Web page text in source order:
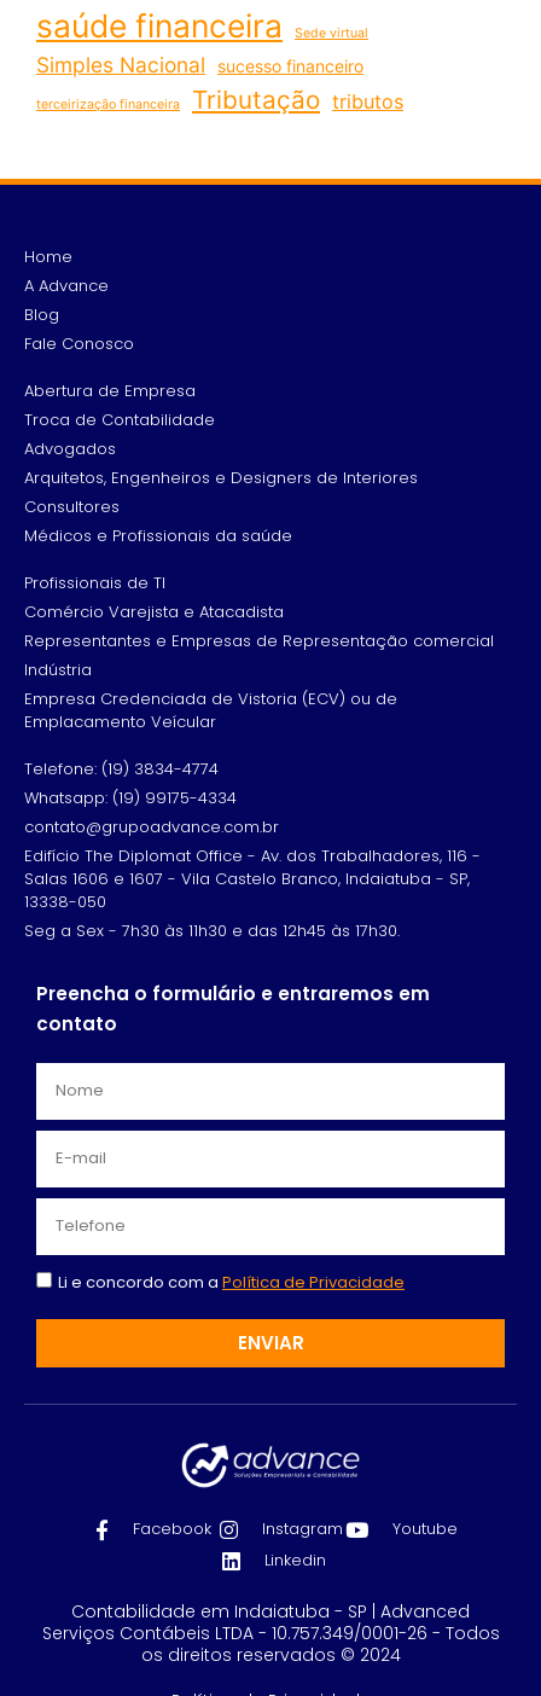
saúde financeira Sede virtual
Simples Nacional sucesso financeiro
terceirização financeira Tributação tributos
Home
A Advance
Blog
Fale Conosco
Abertura de Empresa
Troca de Contabilidade
Advogados
Arquitetos, Engenheiros e Designers de Interiores
Consultores
Médicos e Profissionais da saúde
Profissionais de TI
Comércio Varejista e Atacadista
Representantes e Empresas de Representação comercial
Indústria
Empresa Credenciada de Vistoria (ECV) ou de
Emplacamento Veícular
Telefone: (19) 3834-4774
Whatsapp: (19) 99175-4334
contato@grupoadvance.com.br
Edifício The Diplomat Office - Av. dos Trabalhadores, 116 -
Salas 1606 e 1607 - Vila Castelo Branco, Indaiatuba - SP,
13338-050
Seg a Sex - 7h30 às 11h30 e das 12h45 às 17h30.
Preencha o formulário e entraremos em
contato
Li e concordo com a Política de Privacidade
ENVIAR
Facebook Instagram
Youtube
Linkedin
Contabilidade em Indaiatuba - SP | Advanced
Serviços Contábeis LTDA - 10.757.349/0001-26 - Todos
os direitos reservados © 2024